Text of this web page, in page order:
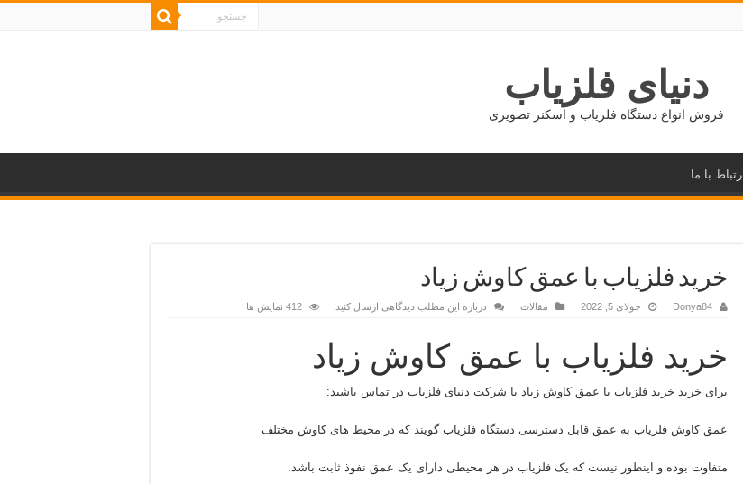
دنیای فلزیاب
فروش انواع دستگاه فلزیاب و اسکنر تصویری
ارتباط با ما
خرید فلزیاب با عمق کاوش زیاد
Donya84 جولای 5, 2022 مقالات درباره این مطلب دیدگاهی ارسال کنید 412 نمایش ها
خرید فلزیاب با عمق کاوش زیاد
برای خرید خرید فلزیاب با عمق کاوش زیاد با شرکت دنیای فلزیاب در تماس باشید:
عمق کاوش فلزیاب به عمق قابل دسترسی دستگاه فلزیاب گویند که در محیط های کاوش مختلف
متفاوت بوده و اینطور نیست که یک فلزیاب در هر محیطی دارای یک عمق نفوذ ثابت باشد.